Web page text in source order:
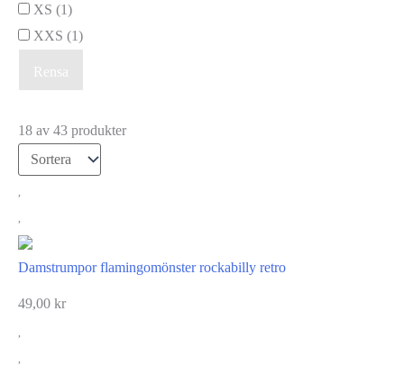
XS (1)
XXS (1)
Rensa
18 av 43 produkter
Damstrumpor flamingomönster rockabilly retro
49,00 kr